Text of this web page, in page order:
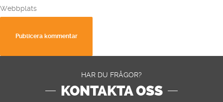
Webbplats
HAR DU FRÅGOR?
KONTAKTA OSS